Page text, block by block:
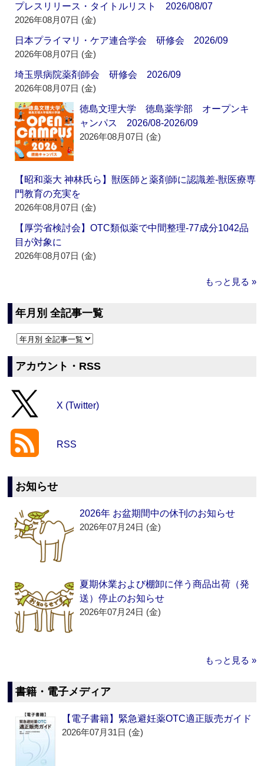
プレスリリース・タイトルリスト 2026/08/07
2026年08月07日 (金)
日本プライマリ・ケア連合学会 研修会 2026/09
2026年08月07日 (金)
埼玉県病院薬剤師会 研修会 2026/09
2026年08月07日 (金)
徳島文理大学 徳島薬学部 オープンキ
ャンパス 2026/08-2026/09
2026年08月07日 (金)
【昭和薬大 神林氏ら】獣医師と薬剤師に認識差‐獣医療専
門教育の充実を
2026年08月07日 (金)
【厚労省検討会】OTC類似薬で中間整理‐77成分1042品
目が対象に
2026年08月07日 (金)
もっと見る »
年月別 全記事一覧
アカウント・RSS
X (Twitter)
RSS
お知らせ
2026年 お盆期間中の休刊のお知らせ
2026年07月24日 (金)
夏期休業および棚卸に伴う商品出荷（発
送）停止のお知らせ
2026年07月24日 (金)
もっと見る »
書籍・電子メディア
【電子書籍】緊急避妊薬OTC適正販売ガイド
2026年07月31日 (金)